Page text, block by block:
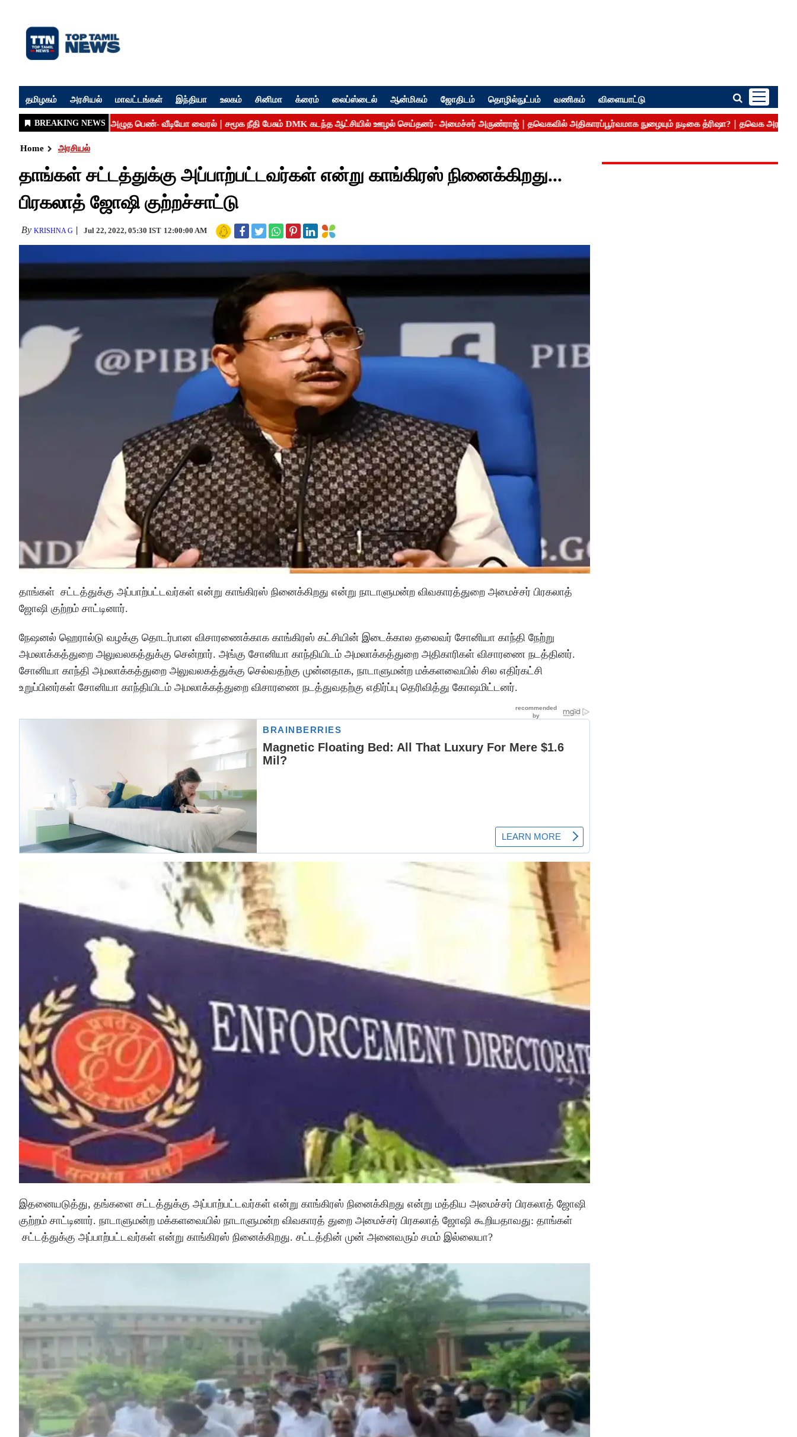
தமிழகம் அரசியல் மாவட்டங்கள் இந்தியா உலகம் சினிமா க்ரைம் லைப்ஸ்டைல் ஆன்மிகம் ஜோதிடம் தொழில்நுட்பம் வணிகம் விளையாட்டு
Home அரசியல்
தாங்கள் சட்டத்துக்கு அப்பாற்பட்டவர்கள் என்று காங்கிரஸ் நினைக்கிறது...
பிரகலாத் ஜோஷி குற்றச்சாட்டு
By KRISHNA G Jul 22, 2022, 05:30 IST 12:00:00 AM
தாங்கள் சட்டத்துக்கு அப்பாற்பட்டவர்கள் என்று காங்கிரஸ் நினைக்கிறது என்று நாடாளுமன்ற விவகாரத்துறை அமைச்சர் பிரகலாத்
ஜோஷி குற்றம் சாட்டினார்.
நேஷனல் ஹெரால்டு வழக்கு தொடர்பான விசாரணைக்காக காங்கிரஸ் கட்சியின் இடைக்கால தலைவர் சோனியா காந்தி நேற்று
அமலாக்கத்துறை அலுவலகத்துக்கு சென்றார். அங்கு சோனியா காந்தியிடம் அமலாக்கத்துறை அதிகாரிகள் விசாரணை நடத்தினர்.
சோனியா காந்தி அமலாக்கத்துறை அலுவலகத்துக்கு செல்வதற்கு முன்னதாக, நாடாளுமன்ற மக்களவையில் சில எதிர்கட்சி
உறுப்பினர்கள் சோனியா காந்தியிடம் அமலாக்கத்துறை விசாரணை நடத்துவதற்கு எதிர்ப்பு தெரிவித்து கோஷமிட்டனர்.
இதனையடுத்து, தங்களை சட்டத்துக்கு அப்பாற்பட்டவர்கள் என்று காங்கிரஸ் நினைக்கிறது என்று மத்திய அமைச்சர் பிரகலாத் ஜோஷி
குற்றம் சாட்டினார். நாடாளுமன்ற மக்களவையில் நாடாளுமன்ற விவகாரத் துறை அமைச்சர் பிரகலாத் ஜோஷி கூறியதாவது: தாங்கள்
சட்டத்துக்கு அப்பாற்பட்டவர்கள் என்று காங்கிரஸ் நினைக்கிறது. சட்டத்தின் முன் அனைவரும் சமம் இல்லையா?